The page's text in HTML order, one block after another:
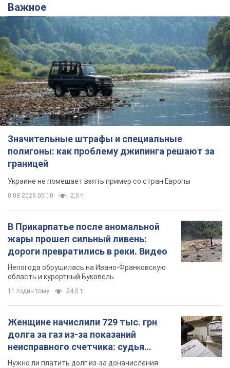
Важное
Значительные штрафы и специальные
полигоны: как проблему джипинга решают за
границей
Украине не помешает взять пример со стран Европы
8.08.2026 05:10 2,0 т.
В Прикарпатье после аномальной
жары прошел сильный ливень:
дороги превратились в реки. Видео
Непогода обрушилась на Ивано-Франковскую
область и курортный Буковель
11 годин тому 24,0 т.
Женщине начислили 729 тыс. грн
долга за газ из-за показаний
неисправного счетчика: судья
вынес неожиданное решение
Нужно ли платить долг из-за доначисления